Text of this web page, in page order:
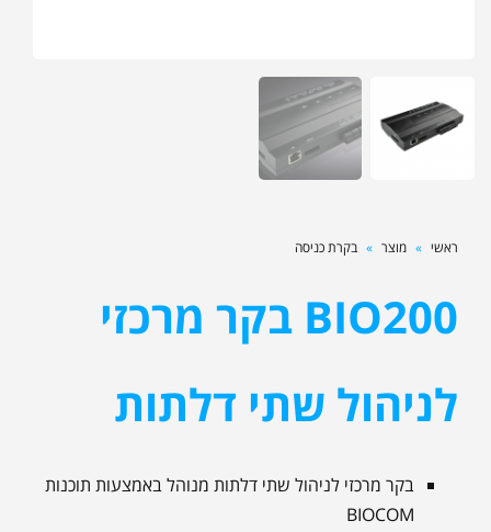
ראשי » מוצר » בקרת כניסה
BIO200 בקר מרכזי
לניהול שתי דלתות
בקר מרכזי לניהול שתי דלתות מנוהל באמצעות תוכנות
BIOCOM